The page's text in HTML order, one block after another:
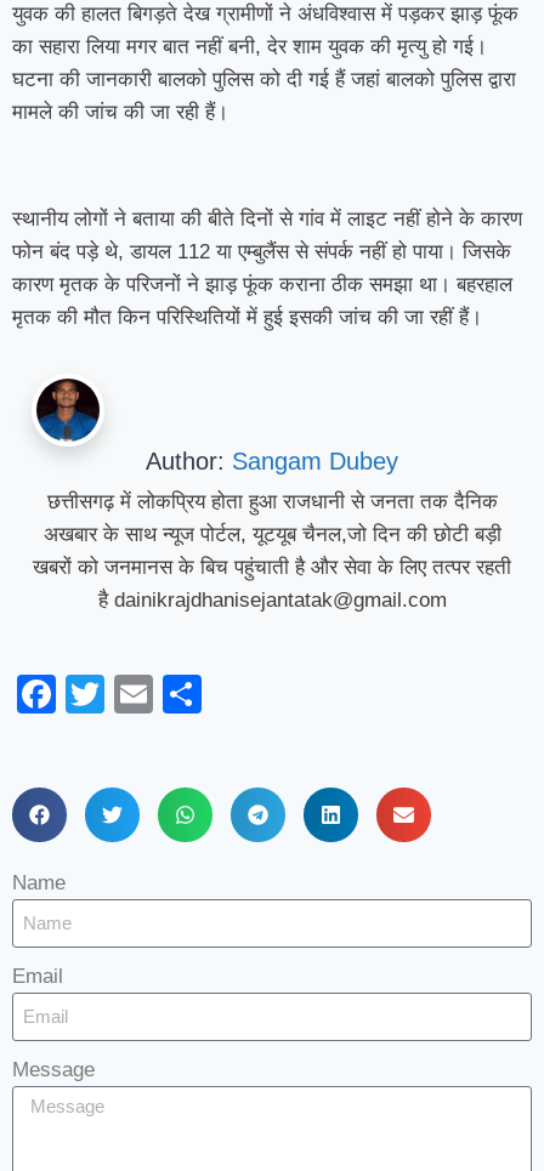
युवक की हालत बिगड़ते देख ग्रामीणों ने अंधविश्वास में पड़कर झाड़ फूंक
का सहारा लिया मगर बात नहीं बनी, देर शाम युवक की मृत्यु हो गई।
घटना की जानकारी बालको पुलिस को दी गई हैं जहां बालको पुलिस द्वारा
मामले की जांच की जा रही हैं।
स्थानीय लोगों ने बताया की बीते दिनों से गांव में लाइट नहीं होने के कारण
फोन बंद पड़े थे, डायल 112 या एम्बुलैंस से संपर्क नहीं हो पाया। जिसके
कारण मृतक के परिजनों ने झाड़ फूंक कराना ठीक समझा था। बहरहाल
मृतक की मौत किन परिस्थितियों में हुई इसकी जांच की जा रहीं हैं।
Author: Sangam Dubey
छत्तीसगढ़ में लोकप्रिय होता हुआ राजधानी से जनता तक दैनिक
अखबार के साथ न्यूज पोर्टल, यूटयूब चैनल,जो दिन की छोटी बड़ी
खबरों को जनमानस के बिच पहुंचाती है और सेवा के लिए तत्पर रहती
है dainikrajdhanisejantatak@gmail.com
Facebook
TwitterEmail
Name
Email
Message